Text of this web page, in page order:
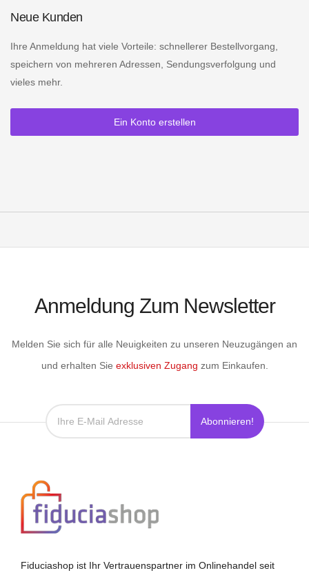
Neue Kunden
Ihre Anmeldung hat viele Vorteile: schnellerer Bestellvorgang,
speichern von mehreren Adressen, Sendungsverfolgung und
vieles mehr.
Ein Konto erstellen
Anmeldung Zum Newsletter
Melden Sie sich für alle Neuigkeiten zu unseren Neuzugängen an
und erhalten Sie exklusiven Zugang zum Einkaufen.
Abonnieren!
Fiduciashop ist Ihr Vertrauenspartner im Onlinehandel seit